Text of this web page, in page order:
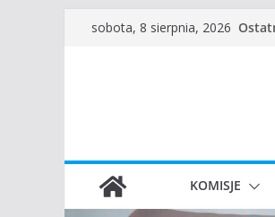
Przejdźsobota, 8 sierpnia, 2026
KOMISJE